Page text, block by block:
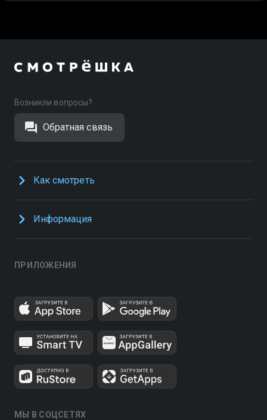
Возникли вопросы?
Обратная связь
Как смотреть
Информация
ПРИЛОЖЕНИЯ
МЫ В СОЦСЕТЯХ